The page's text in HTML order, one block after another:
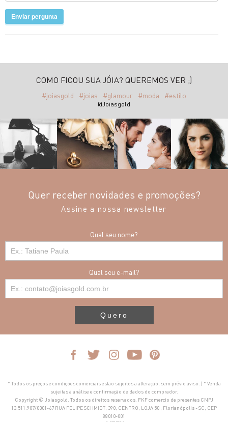
Enviar pergunta
COMO FICOU SUA JÓIA? QUEREMOS VER ;)
#joiasgold #joias #glamour #moda #estilo
@Joiasgold
Quer receber novidades e promoções?
Assine a nossa newsletter
Qual seu nome?
Qual seu e-mail?
Quero
* Todos os preços e condições comerciais estão sujeitos a alteração, sem prévio aviso. | * Venda
sujeitas à análise e confirmação de dados do comprador.
Copyright © Joiasgold. Todos os direitos reservados. FKF comercio de presentes CNPJ
13.511.907/0001-67 RUA FELIPE SCHMIDT, 390, CENTRO, LOJA 50 , Florianópolis - SC, CEP
88010-001